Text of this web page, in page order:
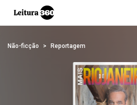
Não-ficção Reportagem